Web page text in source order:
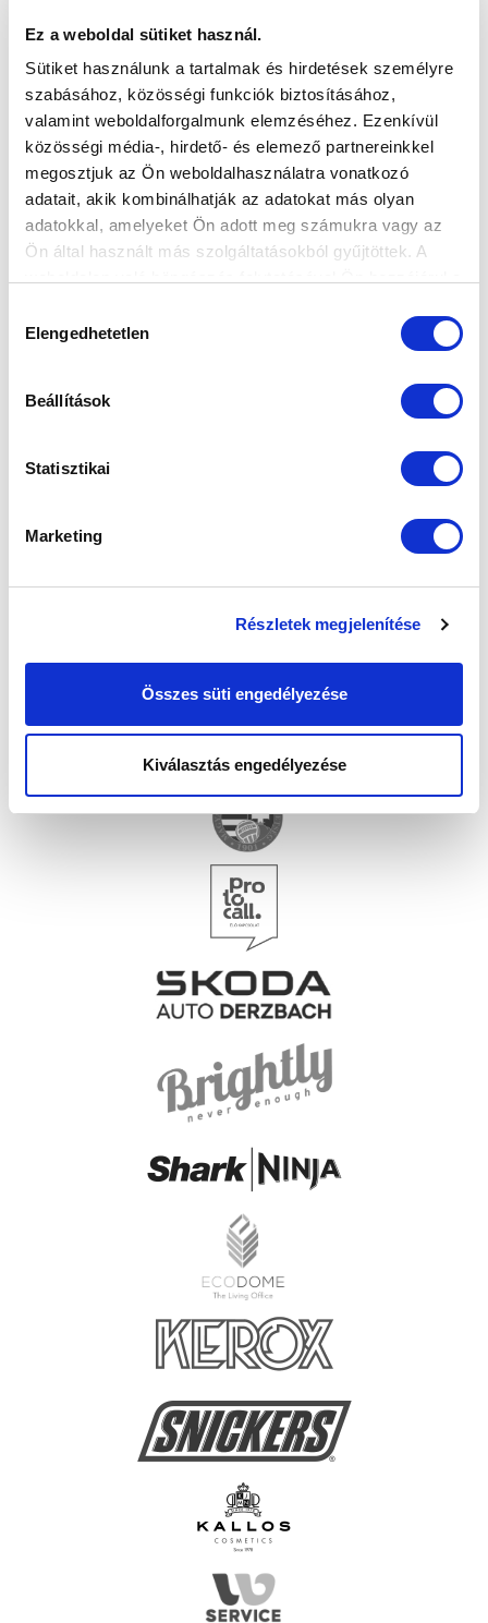
Ez a weboldal sütiket használ.
Sütiket használunk a tartalmak és hirdetések személyre
szabásához, közösségi funkciók biztosításához,
valamint weboldalforgalmunk elemzéséhez. Ezenkívül
közösségi média-, hirdető- és elemező partnereinkkel
megosztjuk az Ön weboldalhasználatra vonatkozó
adatait, akik kombinálhatják az adatokat más olyan
adatokkal, amelyeket Ön adott meg számukra vagy az
Ön által használt más szolgáltatásokból gyűjtöttek. A
kiválasztása
Elengedhetetlen
Beállítások
Statisztikai
Marketing
Részletek megjelenítése
Összes süti engedélyezése
Kiválasztás engedélyezése